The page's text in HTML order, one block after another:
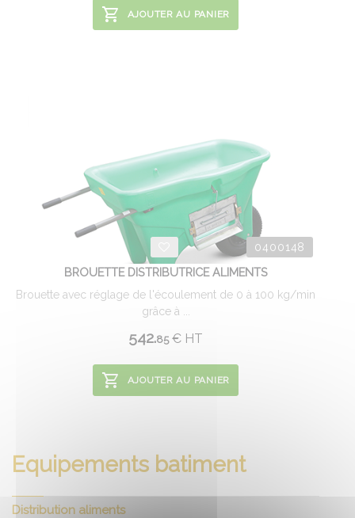
AJOUTER AU PANIER
0400148
BROUETTE DISTRIBUTRICE ALIMENTS
Brouette avec réglage de l'écoulement de 0 à 100 kg/min
grâce à ...
542.85 € HT
AJOUTER AU PANIER
Equipements batiment
Distribution aliments